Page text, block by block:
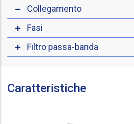
Collegamento
Fasi
Filtro passa-banda
Caratteristiche